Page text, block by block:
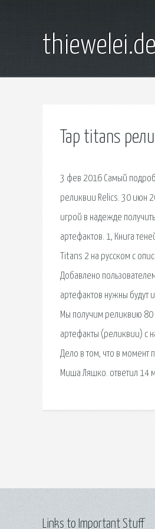
Tap titans
3 фев 2016 Самый
реликвии Relics. 30 июн
игрой в надежде
артефактов. 1, Книга
Titans 2 на русском с
Добавлено
артефактов нужны будут
Мы получим реликвию 80
артефакты (реликвии) с
Дело в том, что в
Миша Ляшко. ответил 14
Links to Important Stuff